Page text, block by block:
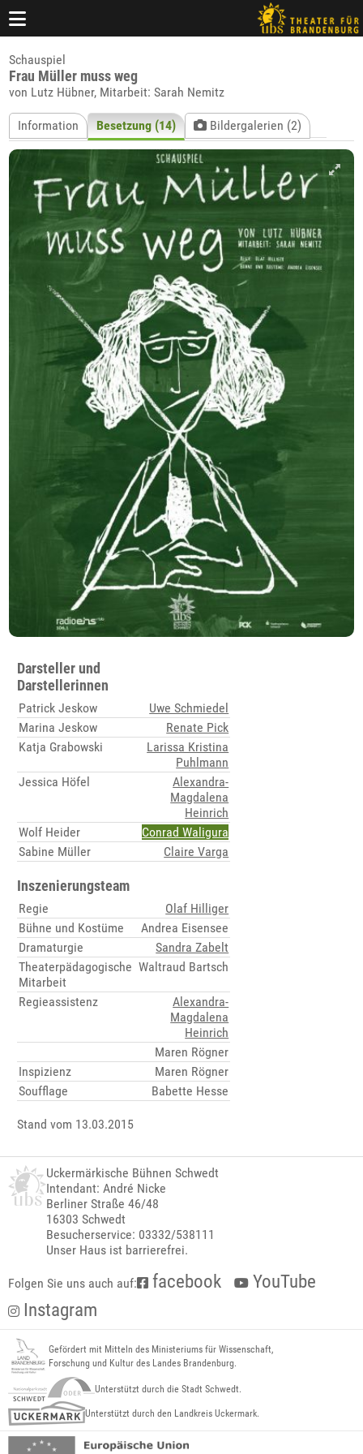
Schauspiel
Frau Müller muss weg
von Lutz Hübner, Mitarbeit: Sarah Nemitz
Information Besetzung (14) Bildergalerien (2)
Darsteller und
Darstellerinnen
Patrick Jeskow
Uwe Schmiedel
Marina Jeskow
Renate Pick
Katja Grabowski
Larissa Kristina
Puhlmann
Jessica Höfel
Alexandra-
Magdalena
Heinrich
Wolf Heider
Conrad Waligura
Sabine Müller
Claire Varga
Inszenierungsteam
Regie
Olaf Hilliger
Bühne und Kostüme
Andrea Eisensee
Dramaturgie
Sandra Zabelt
Theaterpädagogische
Mitarbeit
Waltraud Bartsch
Regieassistenz
Alexandra-
Magdalena
Heinrich
Maren Rögner
Inspizienz
Maren Rögner
Soufflage
Babette Hesse
Stand vom 13.03.2015
Uckermärkische Bühnen Schwedt
Intendant: André Nicke
Berliner Straße 46/48
16303 Schwedt
Besucherservice: 03332/538111
Unser Haus ist barrierefrei.
Folgen Sie uns auch auf: facebook
YouTube
Instagram
Gefördert mit Mitteln des Ministeriums für Wissenschaft,
Forschung und Kultur des Landes Brandenburg.
Unterstützt durch die Stadt Schwedt.
Unterstützt durch den Landkreis Uckermark.